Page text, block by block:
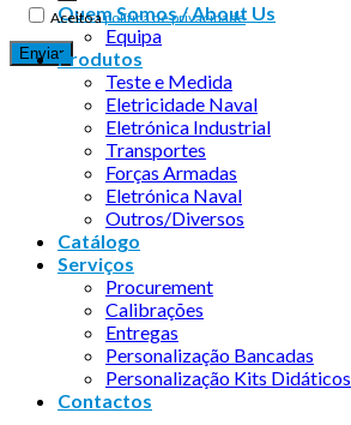
Aceito apolítica de privacidade
Quem Somos / About Us
Equipa
Produtos
Teste e Medida
Eletricidade Naval
Eletrónica Industrial
Transportes
Forças Armadas
Eletrónica Naval
Outros/Diversos
Catálogo
Serviços
Procurement
Calibrações
Entregas
Personalização Bancadas
Personalização Kits Didáticos
Contactos